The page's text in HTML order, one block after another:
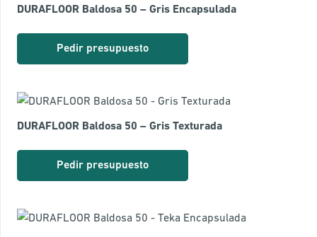
DURAFLOOR Baldosa 50 – Gris Encapsulada
Pedir presupuesto
DURAFLOOR Baldosa 50 – Gris Texturada
Pedir presupuesto